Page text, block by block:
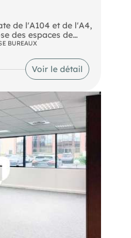
de l'A104 et de l'A4,
des espaces de
à la location.
et climatisés.
A4 Bus SNCF Gare
de Lagny - Thorigny
la Vallée Ouigo
Chessy Marne la
(38km) Aéroport Orly
BUREAUX
Voir le détail